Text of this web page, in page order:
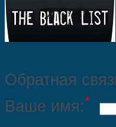
Обратная
Ваше имя:*